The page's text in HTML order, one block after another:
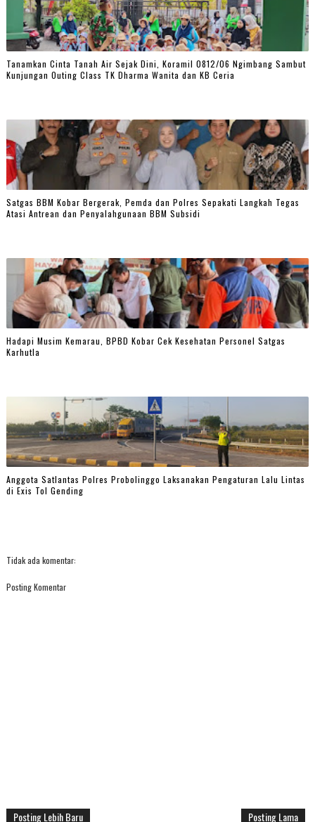
Tanamkan Cinta Tanah Air Sejak Dini, Koramil 0812/06 Ngimbang Sambut
Kunjungan Outing Class TK Dharma Wanita dan KB Ceria
Satgas BBM Kobar Bergerak, Pemda dan Polres Sepakati Langkah Tegas
Atasi Antrean dan Penyalahgunaan BBM Subsidi
Hadapi Musim Kemarau, BPBD Kobar Cek Kesehatan Personel Satgas
Karhutla
Anggota Satlantas Polres Probolinggo Laksanakan Pengaturan Lalu Lintas
di Exis Tol Gending
Tidak ada komentar:
Posting Komentar
Posting Lebih Baru Posting Lama